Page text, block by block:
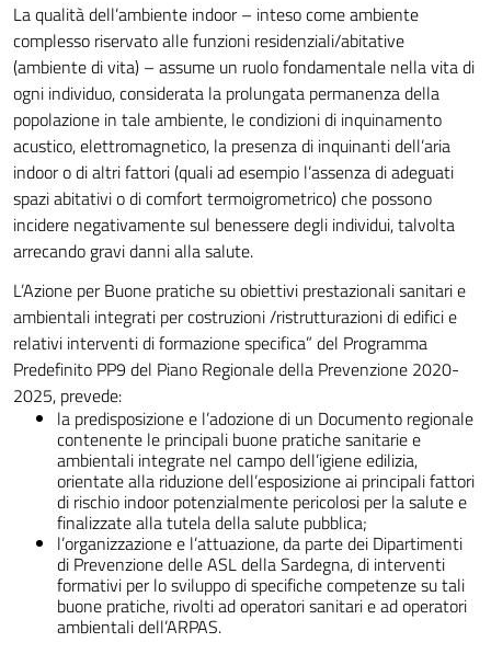
La qualità dell’ambiente indoor – inteso come ambiente
complesso riservato alle funzioni residenziali/abitative
(ambiente di vita) – assume un ruolo fondamentale nella vita di
ogni individuo, considerata la prolungata permanenza della
popolazione in tale ambiente, le condizioni di inquinamento
acustico, elettromagnetico, la presenza di inquinanti dell’aria
indoor o di altri fattori (quali ad esempio l’assenza di adeguati
spazi abitativi o di comfort termoigrometrico) che possono
incidere negativamente sul benessere degli individui, talvolta
arrecando gravi danni alla salute.
L’Azione per Buone pratiche su obiettivi prestazionali sanitari e
ambientali integrati per costruzioni /ristrutturazioni di edifici e
relativi interventi di formazione specifica” del Programma
Predefinito PP9 del Piano Regionale della Prevenzione 2020-
2025, prevede:
la predisposizione e l’adozione di un Documento regionale
contenente le principali buone pratiche sanitarie e
ambientali integrate nel campo dell’igiene edilizia,
orientate alla riduzione dell’esposizione ai principali fattori
di rischio indoor potenzialmente pericolosi per la salute e
finalizzate alla tutela della salute pubblica;
l’organizzazione e l’attuazione, da parte dei Dipartimenti
di Prevenzione delle ASL della Sardegna, di interventi
formativi per lo sviluppo di specifiche competenze su tali
buone pratiche, rivolti ad operatori sanitari e ad operatori
ambientali dell’ARPAS.